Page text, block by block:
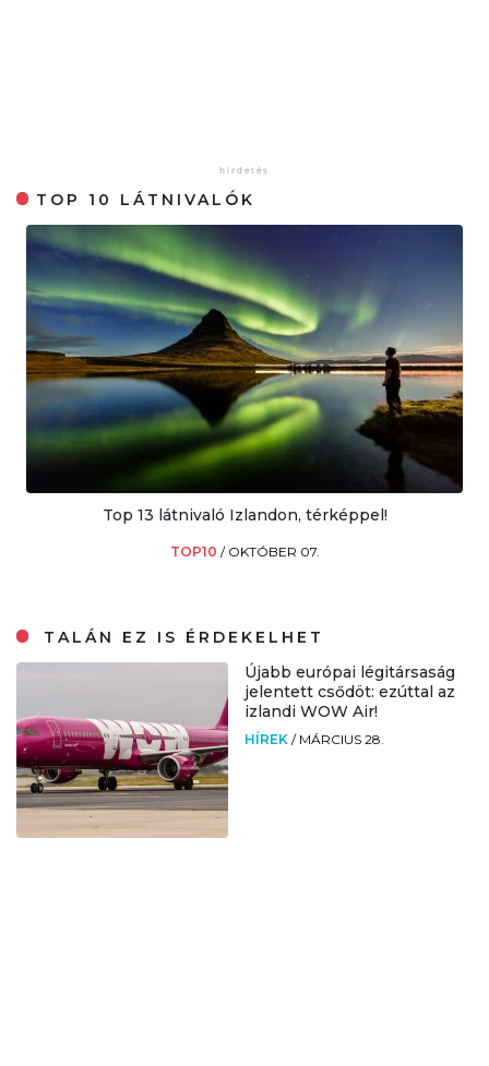
TOP 10 LÁTNIVALÓK
Top 13 látnivaló Izlandon, térképpel!
TOP10 / OKTÓBER 07.
TALÁN EZ IS ÉRDEKELHET
Újabb európai légitársaság
jelentett csődöt: ezúttal az
izlandi WOW Air!
HÍREK / MÁRCIUS 28.